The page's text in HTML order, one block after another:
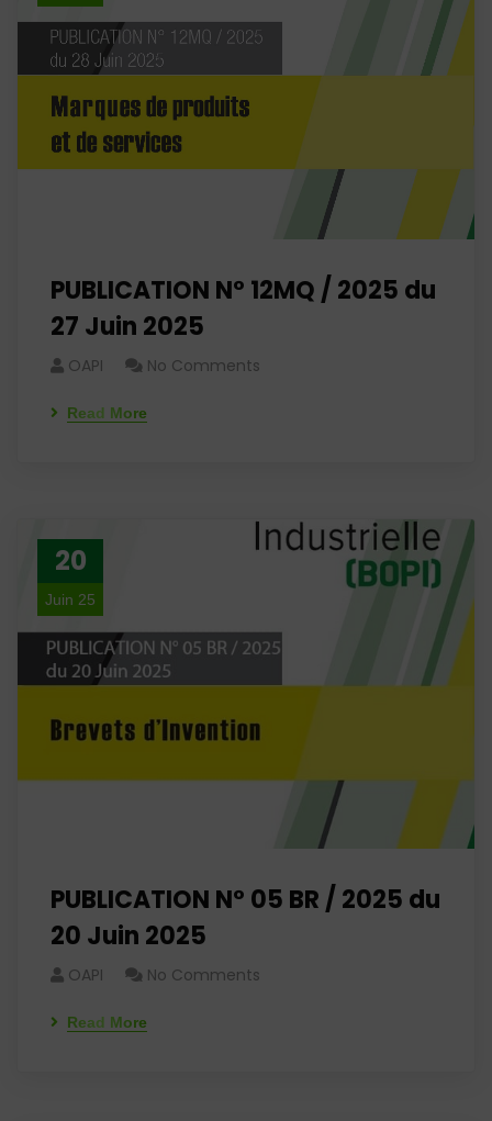
PUBLICATION N° 12MQ / 2025 du
27 Juin 2025
OAPI No Comments
Read More
20
Juin 25
PUBLICATION N° 05 BR / 2025 du
20 Juin 2025
OAPI No Comments
Read More